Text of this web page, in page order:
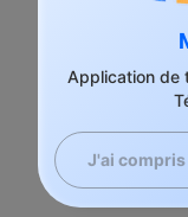
Application de
J'ai compris